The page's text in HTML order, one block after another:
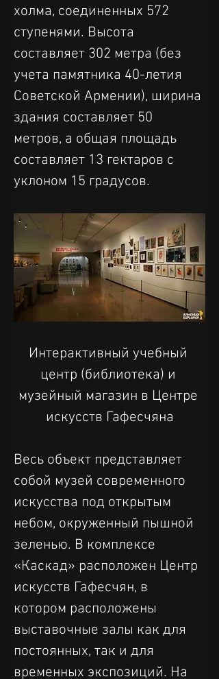
холма, соединенных 572
ступенями. Высота
составляет 302 метра (без
учета памятника 40-летия
Советской Армении), ширина
здания составляет 50
метров, а общая площадь
составляет 13 гектаров с
уклоном 15 градусов.
Интерактивный учебный
центр (библиотека) и
музейный магазин в Центре
искусств Гафесчяна
Весь объект представляет
собой музей современного
искусства под открытым
небом, окруженный пышной
зеленью. В комплексе
«Каскад» расположен Центр
искусств Гафесчян, в
котором расположены
выставочные залы как для
постоянных, так и для
временных экспозиций. На